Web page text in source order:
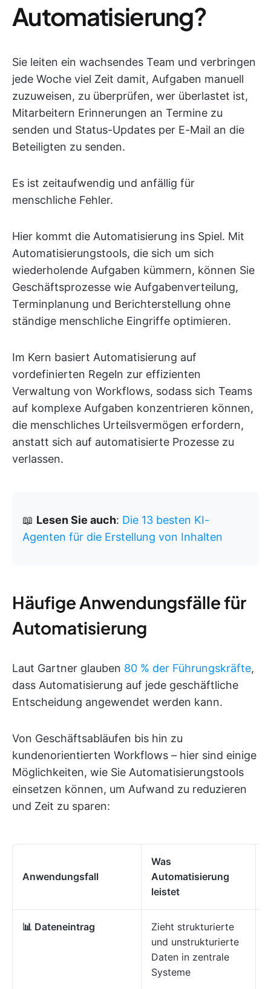
Automatisierung?
Sie leiten ein wachsendes Team und verbringen
jede Woche viel Zeit damit, Aufgaben manuell
zuzuweisen, zu überprüfen, wer überlastet ist,
Mitarbeitern Erinnerungen an Termine zu
senden und Status-Updates per E-Mail an die
Beteiligten zu senden.
Es ist zeitaufwendig und anfällig für
menschliche Fehler.
Hier kommt die Automatisierung ins Spiel. Mit
Automatisierungstools, die sich um sich
wiederholende Aufgaben kümmern, können Sie
Geschäftsprozesse wie Aufgabenverteilung,
Terminplanung und Berichterstellung ohne
ständige menschliche Eingriffe optimieren.
Im Kern basiert Automatisierung auf
vordefinierten Regeln zur effizienten
Verwaltung von Workflows, sodass sich Teams
auf komplexe Aufgaben konzentrieren können,
die menschliches Urteilsvermögen erfordern,
anstatt sich auf automatisierte Prozesse zu
verlassen.
📖 Lesen Sie auch: Die 13 besten KI-
Agenten für die Erstellung von Inhalten
Häufige Anwendungsfälle für
Automatisierung
Laut Gartner glauben 80 % der Führungskräfte,
dass Automatisierung auf jede geschäftliche
Entscheidung angewendet werden kann.
Von Geschäftsabläufen bis hin zu
kundenorientierten Workflows – hier sind einige
Möglichkeiten, wie Sie Automatisierungstools
einsetzen können, um Aufwand zu reduzieren
und Zeit zu sparen:
Anwendungsfall
Was
Automatisierung
leistet
📊 Dateneintrag
Zieht strukturierte
und unstrukturierte
Daten in zentrale
Systeme